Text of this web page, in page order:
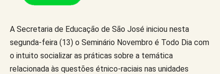
A Secretaria de Educação de São José iniciou nesta
segunda-feira (13) o Seminário Novembro é Todo Dia com
o intuito socializar as práticas sobre a temática
relacionada às questões étnico-raciais nas unidades